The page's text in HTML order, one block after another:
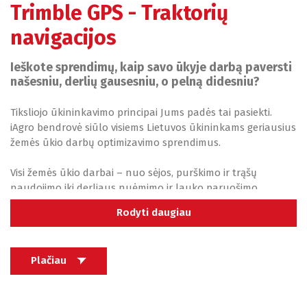
Trimble GPS - Traktorių
navigacijos
Ieškote sprendimų, kaip savo ūkyje darbą paversti
našesniu, derlių gausesniu, o pelną didesniu?
Tiksliojo ūkininkavimo principai Jums padės tai pasiekti.
iAgro bendrovė siūlo visiems Lietuvos ūkininkams geriausius
žemės ūkio darbų optimizavimo sprendimus.
Visi žemės ūkio darbai – nuo ​​sėjos, purškimo ir trąšų
naudojimo iki derliaus nuėmimo ir lauko paruošimo
būsimai sėjai – reikalauja tikslumo. Norint nepraleisti
dirbamos žemės ploto arba išvengti to paties ploto įdirbimo
patirties, įgaunamos dirbant ilgus metus prie traktoriaus
vairo.
Rodyti daugiau
Plačiau